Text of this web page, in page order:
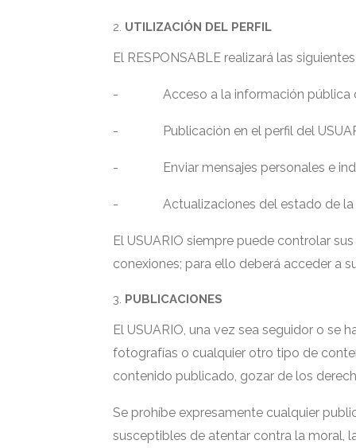
UTILIZACIÓN DEL PERFIL
El RESPONSABLE realizará las
- Acceso a la información pública
- Publicación en el perfil del
- Enviar mensajes personales e
- Actualizaciones del estado de la
El USUARIO siempre puede controlar
conexiones; para ello deberá acceder a
PUBLICACIONES
El USUARIO, una vez sea seguidor o se
fotografías o cualquier otro tipo de
contenido publicado, gozar de los
Se prohíbe expresamente cualquier
susceptibles de atentar contra la moral,